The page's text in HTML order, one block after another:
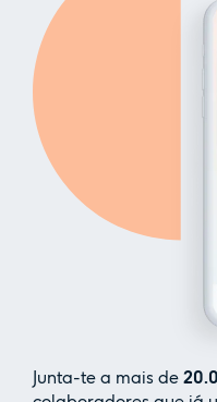
Junta-te a mais de